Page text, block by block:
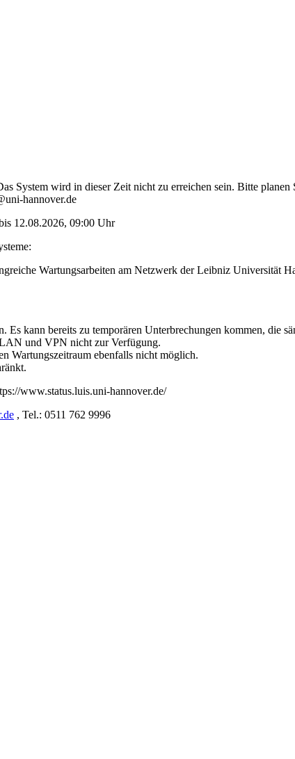
wird in dieser Zeit nicht zu erreichen sein. Bitte planen
hannover.de
12.08.2026, 09:00 Uhr
Wartungsarbeiten am Netzwerk der Leibniz Universität
kann bereits zu temporären Unterbrechungen kommen, die
und VPN nicht zur Verfügung.
Wartungszeitraum ebenfalls nicht möglich.
www.status.luis.uni-hannover.de/
, Tel.: 0511 762 9996